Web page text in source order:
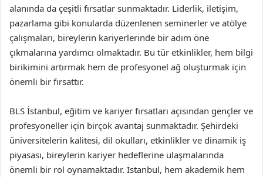
alanında da çeşitli fırsatlar sunmaktadır. Liderlik, iletişim,
pazarlama gibi konularda düzenlenen seminerler ve atölye
çalışmaları, bireylerin kariyerlerinde bir adım öne
çıkmalarına yardımcı olmaktadır. Bu tür etkinlikler, hem bilgi
birikimini artırmak hem de profesyonel ağ oluşturmak için
önemli bir fırsattır.
BLS İstanbul, eğitim ve kariyer fırsatları açısından gençler ve
profesyoneller için birçok avantaj sunmaktadır. Şehirdeki
üniversitelerin kalitesi, dil okulları, etkinlikler ve dinamik iş
piyasası, bireylerin kariyer hedeflerine ulaşmalarında
önemli bir rol oynamaktadır. İstanbul, hem akademik hem